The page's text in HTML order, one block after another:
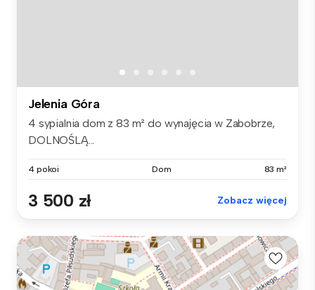
Jelenia Góra
4 sypialnia dom z 83 m² do wynajęcia w Zabobrze,
DOLNOŚLĄ...
4 pokoi Dom 83 m²
3 500 zł Zobacz więcej